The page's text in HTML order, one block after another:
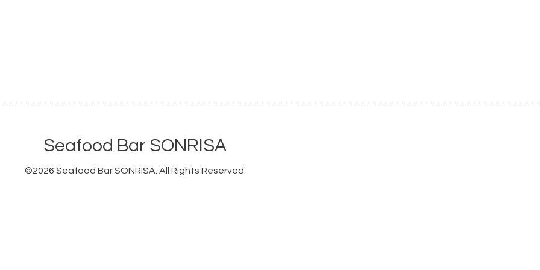
Seafood Bar SONRISA
©2026 Seafood Bar SONRISA . All Rights Reserved.